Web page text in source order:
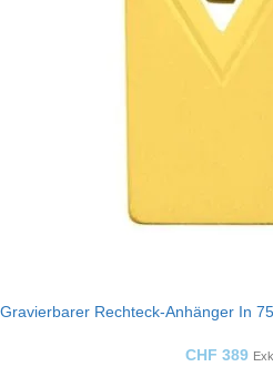
Gravierbarer Rechteck-Anhänger In
CHF 389